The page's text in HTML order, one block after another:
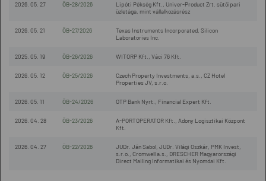
2026. 05. 27 ÖB-28/2026
Lipóti Pékség Kft., Univer-Product Zrt. sütőipari
üzletága, mint vállalkozásrész
2026. 05. 21 ÖB-27/2026
Texas Instruments Incorporated, Silicon
Laboratories Inc.
2025. 05. 19 ÖB-26/2026 WITORP Kft., Váci 76 Kft.
2026. 05. 12 ÖB-25/2026
Czech Property Investments, a.s., CZ Hotel
Properties JV, s.r.o.
2026. 05. 11 ÖB-24/2026 OTP Bank Nyrt., Financial Expert Kft.
2026. 04. 28 ÖB-23/2026
A-PORTOPERATOR Kft., Adony Logisztikai Központ
Kft.
2026. 04. 27 ÖB-22/2026
JUDr. Ján Sabol, JUDr. Világi Oszkár, PMK Invest,
s.r.o., Cromwell a.s., DRESCHER Magyarországi
Direct Mailing Informatikai és Nyomdai Kft.